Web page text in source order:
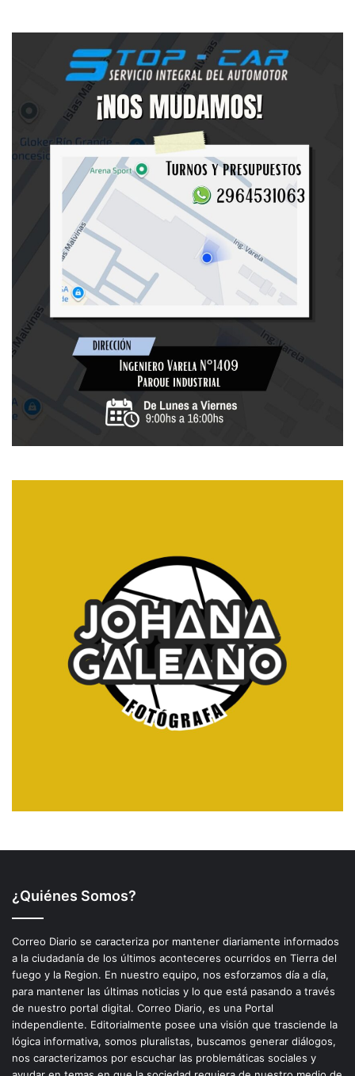
¿Quiénes Somos?
Correo Diario se caracteriza por mantener diariamente informados
a la ciudadanía de los últimos aconteceres ocurridos en Tierra del
fuego y la Region. En nuestro equipo, nos esforzamos día a día,
para mantener las últimas noticias y lo que está pasando a través
de nuestro portal digital. Correo Diario, es una Portal
independiente. Editorialmente posee una visión que trasciende la
lógica informativa, somos pluralistas, buscamos generar diálogos,
nos caracterizamos por escuchar las problemáticas sociales y